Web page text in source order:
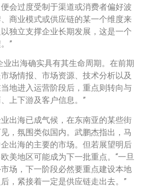
会过度受制于渠道或消费者偏好波
商业模式或供应链的某一个维度来
独立支撑企业长期发展，这是一个
”
业出海确实具有其生命周期。在前期
场情报、市场资源、技术分析以及
地进入运营阶段后，重点则转向与
上下游及客户信息。”
出海已成气候，在东南亚的某些街
，氛围类似国内。武鹏杰指出，马
出海的主要的市场。但若展望明后
美地区可能成为下一批重点。“一旦
场，下一阶段必然要重点建设本地
，紧接着一定是供应链走出去。”